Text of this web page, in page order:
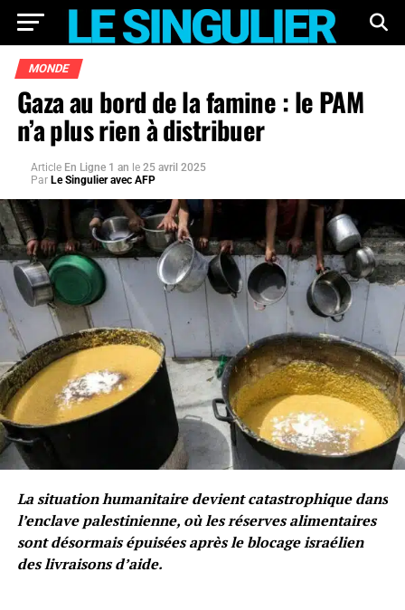
MONDE
Gaza au bord de la famine : le PAM
n’a plus rien à distribuer
Article En Ligne 1 an le 25 avril 2025
Par Le Singulier avec AFP
La situation humanitaire devient catastrophique dans
l’enclave palestinienne, où les réserves alimentaires
sont désormais épuisées après le blocage israélien
des livraisons d’aide.